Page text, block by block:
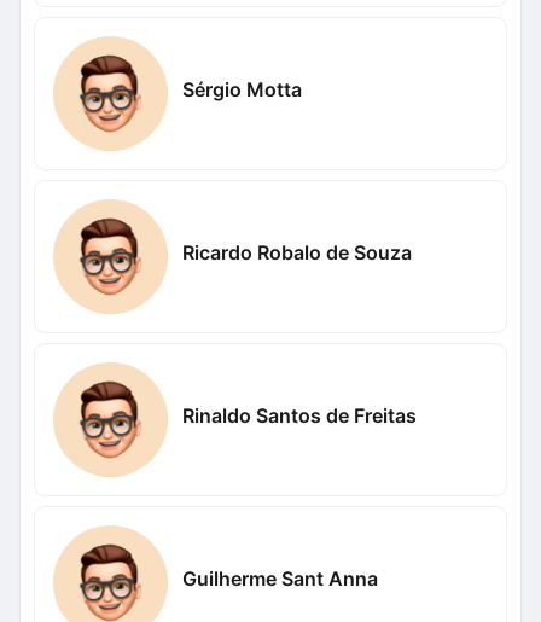
Sérgio Motta
Ricardo Robalo de Souza
Rinaldo Santos de Freitas
Guilherme Sant Anna